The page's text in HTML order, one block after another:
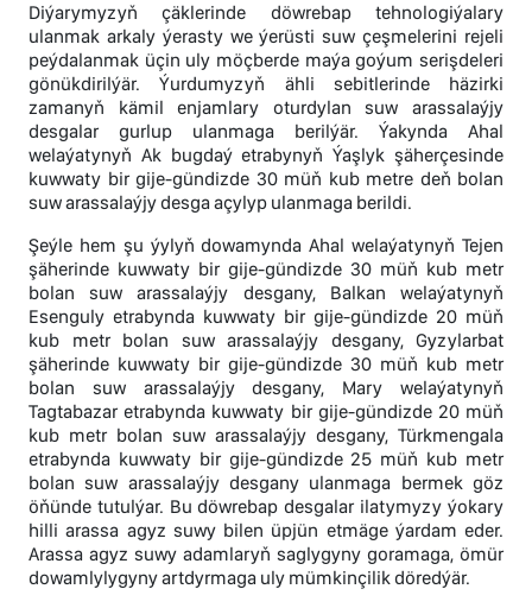
Diýarymyzyň çäklerinde döwrebap tehnologiýalary
ulanmak arkaly ýerasty we ýerüsti suw çeşmelerini rejeli
peýdalanmak üçin uly möçberde maýa goýum serişdeleri
gönükdirilýär. Ýurdumyzyň ähli sebitlerinde häzirki
zamanyň kämil enjamlary oturdylan suw arassalaýjy
desgalar gurlup ulanmaga berilýär. Ýakynda Ahal
welaýatynyň Ak bugdaý etrabynyň Ýaşlyk şäherçesinde
kuwwaty bir gije-gündizde 30 müň kub metre deň bolan
suw arassalaýjy desga açylyp ulanmaga berildi.
Şeýle hem şu ýylyň dowamynda Ahal welaýatynyň Tejen
şäherinde kuwwaty bir gije-gündizde 30 müň kub metr
bolan suw arassalaýjy desgany, Balkan welaýatynyň
Esenguly etrabynda kuwwaty bir gije-gündizde 20 müň
kub metr bolan suw arassalaýjy desgany, Gyzylarbat
şäherinde kuwwaty bir gije-gündizde 30 müň kub metr
bolan suw arassalaýjy desgany, Mary welaýatynyň
Tagtabazar etrabynda kuwwaty bir gije-gündizde 20 müň
kub metr bolan suw arassalaýjy desgany, Türkmengala
etrabynda kuwwaty bir gije-gündizde 25 müň kub metr
bolan suw arassalaýjy desgany ulanmaga bermek göz
öňünde tutulýar. Bu döwrebap desgalar ilatymyzy ýokary
hilli arassa agyz suwy bilen üpjün etmäge ýardam eder.
Arassa agyz suwy adamlaryň saglygyny goramaga, ömür
dowamlylygyny artdyrmaga uly mümkinçilik döredýär.